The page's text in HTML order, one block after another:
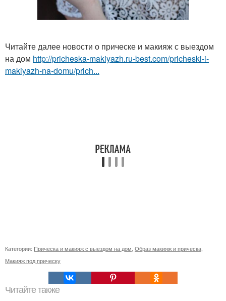
Читайте далее новости о прическе и макияж с выездом
на дом http://pricheska-makiyazh.ru-best.com/pricheski-i-
makiyazh-na-domu/prich...
Категории: Прическа и макияж с выездом на дом Образ макияж и прическа
Макияж под прическу
Читайте также